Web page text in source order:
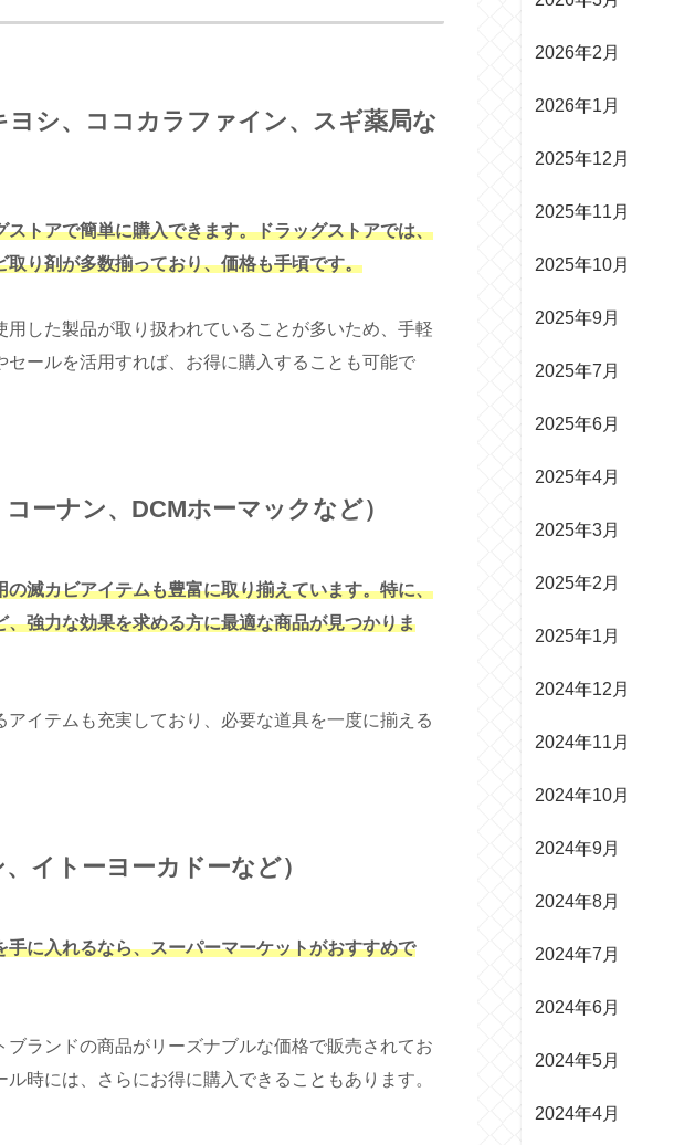
ヨシ、ココカラファイン、スギ薬局な
トアで簡単に購入できます。ドラッグストアでは、
り剤が多数揃っており、価格も手頃です。
した製品が取り扱われていることが多いため、手軽
ールを活用すれば、お得に購入することも可能で
ーナン、DCMホーマックなど）
滅カビアイテムも豊富に取り揃えています。特に、
強力な効果を求める方に最適な商品が見つかりま
イテムも充実しており、必要な道具を一度に揃える
イトーヨーカドーなど）
に入れるなら、スーパーマーケットがおすすめで
ランドの商品がリーズナブルな価格で販売されてお
時には、さらにお得に購入できることもあります。
2026年2月
2026年1月
2025年12月
2025年11月
2025年10月
2025年9月
2025年7月
2025年6月
2025年4月
2025年3月
2025年2月
2025年1月
2024年12月
2024年11月
2024年10月
2024年9月
2024年8月
2024年7月
2024年6月
2024年5月
2024年4月